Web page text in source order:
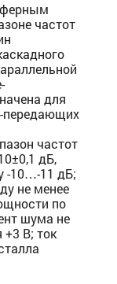
частот
для
передающих
частот
дБ,
-10…-11 дБ;
не менее
по
шума не
+3 В; ток